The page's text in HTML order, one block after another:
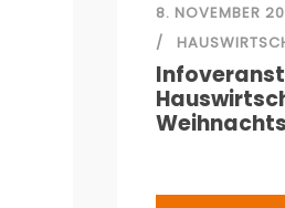
8. NOVEMBER